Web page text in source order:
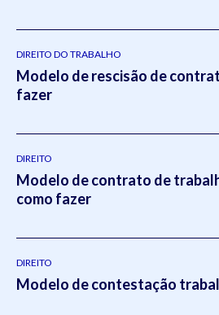
DIREITO DO TRABALHO
Modelo de rescisão de
fazer
DIREITO
Modelo de contrato de
como fazer
DIREITO
Modelo de contestação